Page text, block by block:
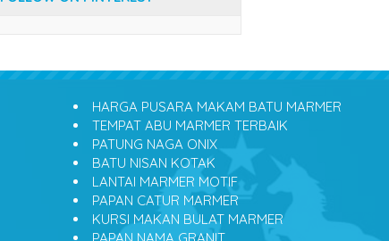
HARGA PUSARA MAKAM BATU MARMER
TEMPAT ABU MARMER TERBAIK
PATUNG NAGA ONIX
BATU NISAN KOTAK
LANTAI MARMER MOTIF
PAPAN CATUR MARMER
KURSI MAKAN BULAT MARMER
PAPAN NAMA GRANIT